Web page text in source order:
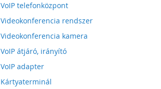
VoIP telefonközpont
Videokonferencia rendszer
Videokonferencia kamera
VoIP átjáró, irányító
VoIP adapter
Kártyaterminál